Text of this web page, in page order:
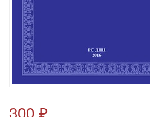
300 ₽